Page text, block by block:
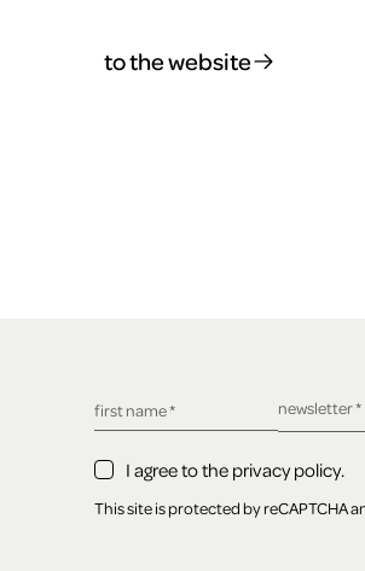
to the website
required field
first name* required field
newsletter*
I agree to the privacy policy.
This site is protected by reCAPTCHA